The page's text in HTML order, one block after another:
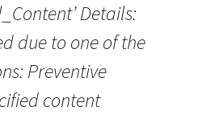
Details:
due to one of the
Preventive
content